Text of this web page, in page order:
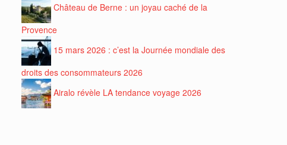
Château de Berne : un joyau caché de la
Provence
15 mars 2026 : c’est la Journée mondiale des
droits des consommateurs 2026
Airalo révèle LA tendance voyage 2026